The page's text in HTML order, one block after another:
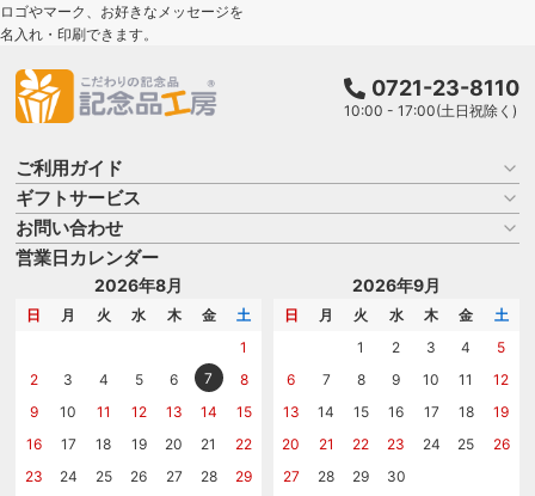
ロゴやマーク、お好きなメッセージを
名入れ・印刷できます。
0721-23-8110
10:00 - 17:00(土日祝除く)
ご利用ガイド
お買い物ガイド
よくある質問
はじめての記念品選び
記念品工房の使い方
ギフトサービス
名入れについて
のし
メッセージカード
お問い合わせ
商品選びを相談する
名入れについて相談する
カタログを請求する
営業日カレンダー
2026年8月
日 月 火 水 木 金
土
1
2
3 4 5 6 7
8
9
10 11 12 13 14
15
16
17 18 19 20 21
22
23
24 25 26 27 28 29
2026年9月
日 月 火 水 木 金
土
1
2 3 4
5
6
7 8 9 10 11
12
13
14 15 16 17 18
19
20
21 22 23 24 25
26
27
28 29 30